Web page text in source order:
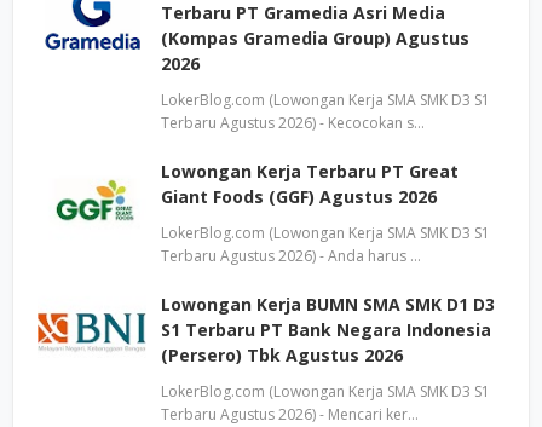
Terbaru PT Gramedia Asri Media
(Kompas Gramedia Group) Agustus
2026
LokerBlog.com (Lowongan Kerja SMA SMK D3 S1
Terbaru Agustus 2026) - Kecocokan s…
Lowongan Kerja Terbaru PT Great
Giant Foods (GGF) Agustus 2026
LokerBlog.com (Lowongan Kerja SMA SMK D3 S1
Terbaru Agustus 2026) - Anda harus …
Lowongan Kerja BUMN SMA SMK D1 D3
S1 Terbaru PT Bank Negara Indonesia
(Persero) Tbk Agustus 2026
LokerBlog.com (Lowongan Kerja SMA SMK D3 S1
Terbaru Agustus 2026) - Mencari ker…